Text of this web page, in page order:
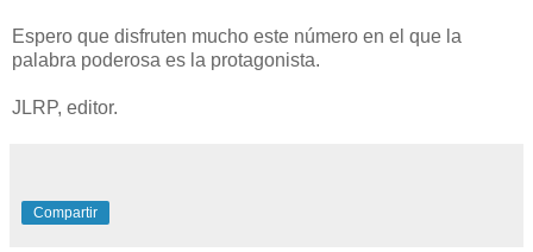
Espero que disfruten mucho este número en el que la
palabra poderosa es la protagonista.
JLRP, editor.
Compartir